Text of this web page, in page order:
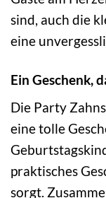
sind, auch die
eine
Ein Geschenk,
Die Party
eine tolle
praktisches
sorgt.